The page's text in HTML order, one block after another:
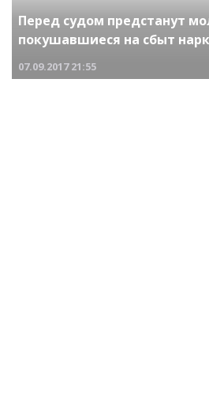
Перед судом предстанут
покушавшиеся на сбыт
07.09.2017 21:55